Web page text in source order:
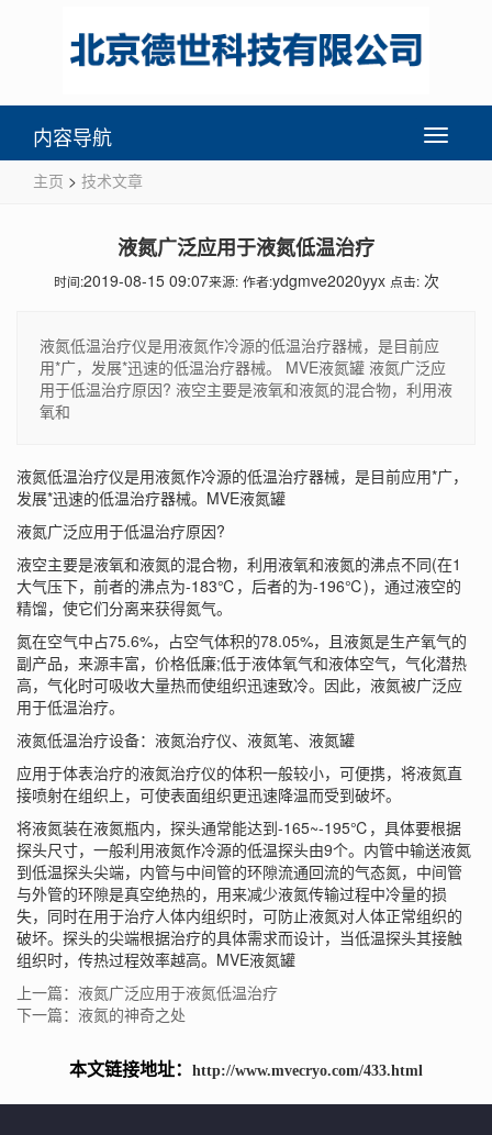
Toggle
内容导航
主页 > 技术文章
液氮广泛应用于液氮低温治疗
时间:2019-08-15 09:07来源: 作者:ydgmve2020yyx 点击: 次
液氮低温治疗仪是用液氮作冷源的低温治疗器械，是目前应
用*广，发展*迅速的低温治疗器械。 MVE液氮罐 液氮广泛应
用于低温治疗原因? 液空主要是液氧和液氮的混合物，利用液
氧和
液氮低温治疗仪是用液氮作冷源的低温治疗器械，是目前应用*广，
发展*迅速的低温治疗器械。 MVE液氮罐
液氮广泛应用于低温治疗原因?
液空主要是液氧和液氮的混合物，利用液氧和液氮的沸点不同(在1
大气压下，前者的沸点为-183℃，后者的为-196℃)，通过液空的
精馏，使它们分离来获得氮气。
氮在空气中占75.6%，占空气体积的78.05%，且液氮是生产氧气的
副产品，来源丰富，价格低廉;低于液体氧气和液体空气，气化潜热
高，气化时可吸收大量热而使组织迅速致冷。因此，液氮被广泛应
用于低温治疗。
液氮低温治疗设备：液氮治疗仪、液氮笔、液氮罐
应用于体表治疗的液氮治疗仪的体积一般较小，可便携，将液氮直
接喷射在组织上，可使表面组织更迅速降温而受到破坏。
将液氮装在液氮瓶内，探头通常能达到-165~-195℃，具体要根据
探头尺寸，一般利用液氮作冷源的低温探头由9个。内管中输送液氮
到低温探头尖端，内管与中间管的环隙流通回流的气态氮，中间管
与外管的环隙是真空绝热的，用来减少液氮传输过程中冷量的损
失，同时在用于治疗人体内组织时，可防止液氮对人体正常组织的
破坏。探头的尖端根据治疗的具体需求而设计，当低温探头其接触
组织时，传热过程效率越高。 MVE液氮罐
上一篇：液氮广泛应用于液氮低温治疗
下一篇：液氮的神奇之处
本文链接地址： http://www.mvecryo.com/433.html